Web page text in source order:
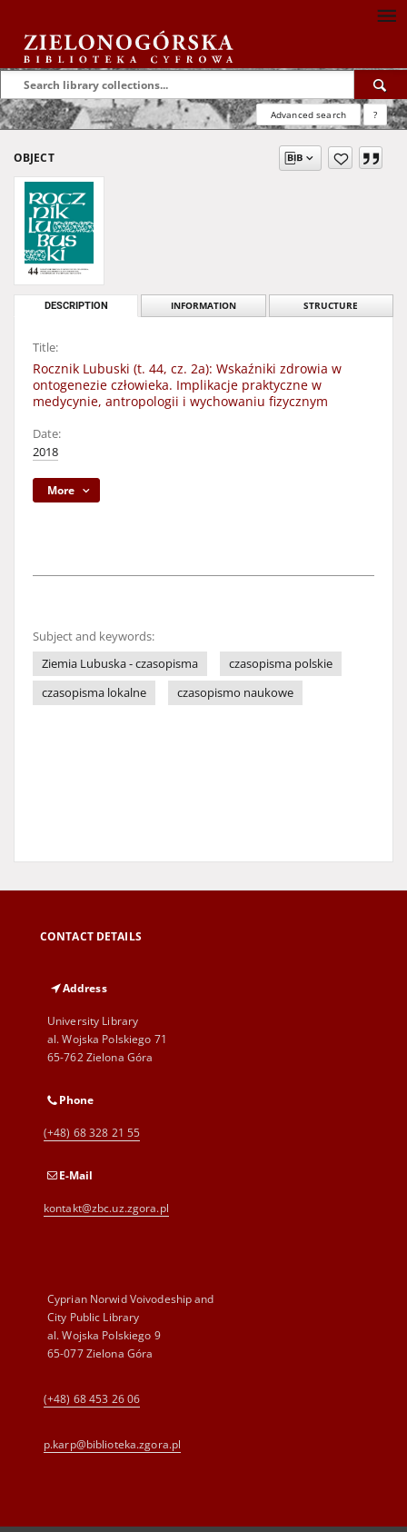
Advanced search ?
OBJECT
DESCRIPTION INFORMATION STRUCTURE
Title:
Rocznik Lubuski (t. 44, cz. 2a): Wskaźniki zdrowia w
ontogenezie człowieka. Implikacje praktyczne w
medycynie, antropologii i wychowaniu fizycznym
Date:
2018
More
Subject and keywords:
Ziemia Lubuska - czasopisma
czasopisma polskie
czasopisma lokalne
czasopismo naukowe
CONTACT DETAILS
Address
University Library
al. Wojska Polskiego 71
65-762 Zielona Góra
Phone
(+48) 68 328 21 55
E-Mail
kontakt@zbc.uz.zgora.pl
Cyprian Norwid Voivodeship and
City Public Library
al. Wojska Polskiego 9
65-077 Zielona Góra
(+48) 68 453 26 06
p.karp@biblioteka.zgora.pl